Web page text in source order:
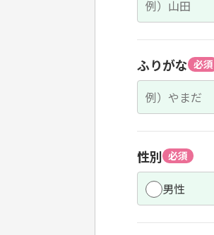
ふりがな 必須
性別 必須
男性